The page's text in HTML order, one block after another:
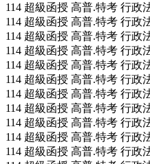
114 超級函授 高普.特考 行政
114 超級函授 高普.特考 行政
114 超級函授 高普.特考 行政
114 超級函授 高普.特考 行政
114 超級函授 高普.特考 行政
114 超級函授 高普.特考 行政
114 超級函授 高普.特考 行政
114 超級函授 高普.特考 行政
114 超級函授 高普.特考 行政
114 超級函授 高普.特考 行政
114 超級函授 高普.特考 行政